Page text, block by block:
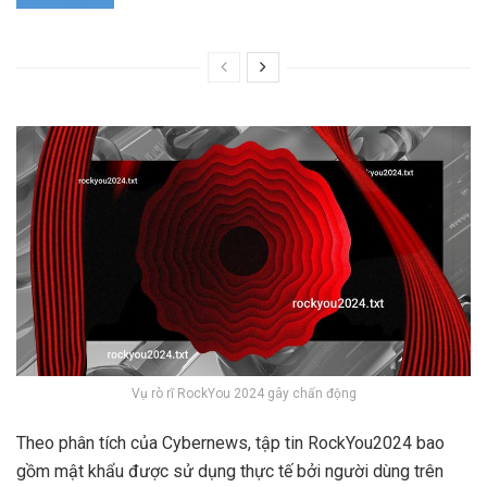
Vụ rò rĩ RockYou 2024 gây chấn động
Theo phân tích của Cybernews, tập tin RockYou2024 bao
gồm mật khẩu được sử dụng thực tế bởi người dùng trên